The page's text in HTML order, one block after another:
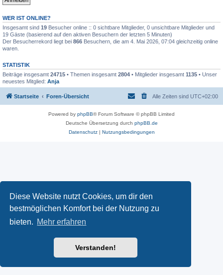
Diese Website nutzt Cookies, um dir den
bestmöglichen Komfort bei der Nutzung zu
bieten. Mehr erfahren
Verstanden!
WER IST ONLINE?
Insgesamt sind 19 Besucher online :: 0 sichtbare Mitglieder, 0 unsichtbare Mitglieder und
19 Gäste (basierend auf den aktiven Besuchern der letzten 5 Minuten)
Der Besucherrekord liegt bei 866 Besuchern, die am 4. Mai 2026, 07:04 gleichzeitig online
waren.
STATISTIK
Beiträge insgesamt 24715 • Themen insgesamt 2804 • Mitglieder insgesamt 1135 • Unser
neuestes Mitglied: Anja
Startseite Foren-Übersicht Alle Zeiten sind UTC+02:00
Powered by phpBB® Forum Software © phpBB Limited
Deutsche Übersetzung durch phpBB.de
Datenschutz| Nutzungsbedingungen